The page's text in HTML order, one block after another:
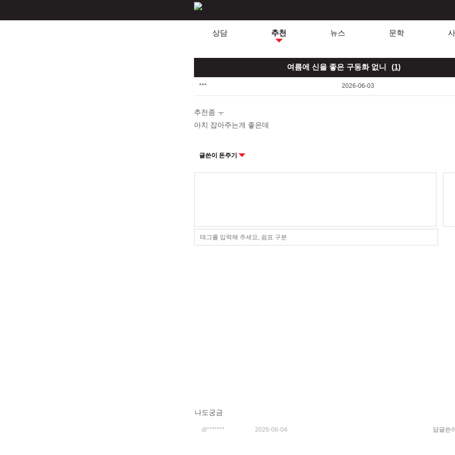
상담 추천 뉴스 문학
여름에 신을 좋은 구동화 없니 (1)
*** 2026-06-03
추천좀 ㅜ
아치 잡아주는게 좋은데
글쓴이 돈주기
나도궁금
dl******* 2026-06-04 답글쓴